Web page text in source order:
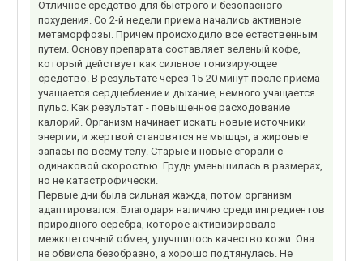
Отличное средство для быстрого и безопасного
похудения. Со 2-й недели приема начались активные
метаморфозы. Причем происходило все естественным
путем. Основу препарата составляет зеленый кофе,
который действует как сильное тонизирующее
средство. В результате через 15-20 минут после приема
учащается сердцебиение и дыхание, немного учащается
пульс. Как результат - повышенное расходование
калорий. Организм начинает искать новые источники
энергии, и жертвой становятся не мышцы, а жировые
запасы по всему телу. Старые и новые сгорали с
одинаковой скоростью. Грудь уменьшилась в размерах,
но не катастрофически.
Первые дни была сильная жажда, потом организм
адаптировался. Благодаря наличию среди ингредиентов
природного серебра, которое активизировало
межклеточный обмен, улучшилось качество кожи. Она
не обвисла безобразно, а хорошо подтянулась. Не